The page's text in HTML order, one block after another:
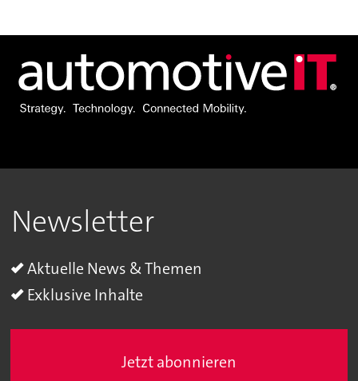
Newsletter
Aktuelle News & Themen
Exklusive Inhalte
Jetzt abonnieren